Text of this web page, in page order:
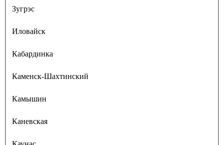
Зугрэс
Иловайск
Кабардинка
Каменск-Шахтинский
Камышин
Каневская